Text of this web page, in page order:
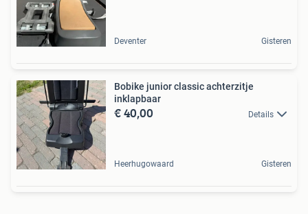
Deventer Gisteren
Bobike junior classic achterzitje
inklapbaar
€ 40,00 Details
Heerhugowaard Gisteren